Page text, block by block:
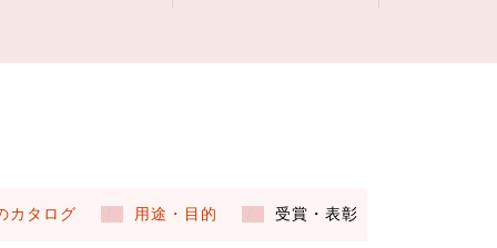
カタログ 用途・目的 受賞・表彰